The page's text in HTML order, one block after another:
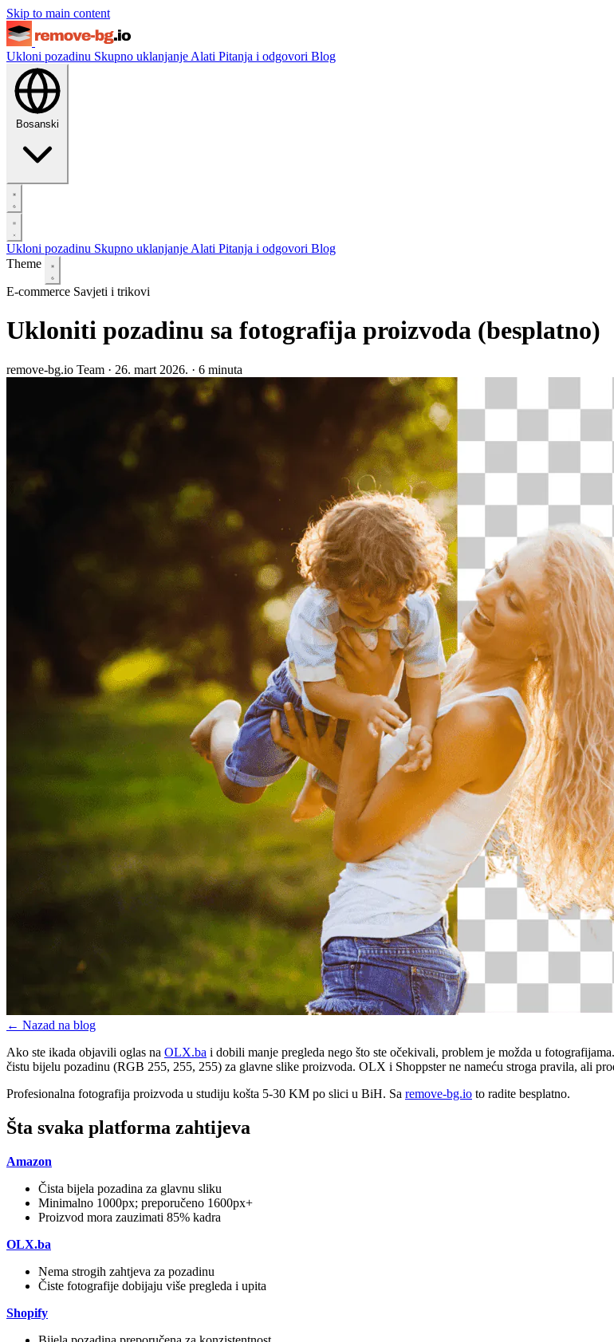
Skip to main content
Ukloni pozadinu Skupno uklanjanje Alati Pitanja i odgovori Blog
Bosanski
Ukloni pozadinu Skupno uklanjanje Alati Pitanja i odgovori Blog
Theme
E-commerce Savjeti i trikovi
Ukloniti pozadinu sa fotografija proizvoda (besplatno)
remove-bg.io Team · 26. mart 2026. · 6 minuta
← Nazad na blog
Ako ste ikada objavili oglas na OLX.ba i dobili manje pregleda nego što ste očekivali, problem je možda u
čistu bijelu pozadinu (RGB 255, 255, 255) za glavne slike proizvoda. OLX i Shoppster ne nameću stroga pravila, ali
Profesionalna fotografija proizvoda u studiju košta 5-30 KM po slici u BiH. Sa remove-bg.io to radite besplatno.
Šta svaka platforma zahtijeva
Amazon
Čista bijela pozadina za glavnu sliku
Minimalno 1000px; preporučeno 1600px+
Proizvod mora zauzimati 85% kadra
OLX.ba
Nema strogih zahtjeva za pozadinu
Čiste fotografije dobijaju više pregleda i upita
Shopify